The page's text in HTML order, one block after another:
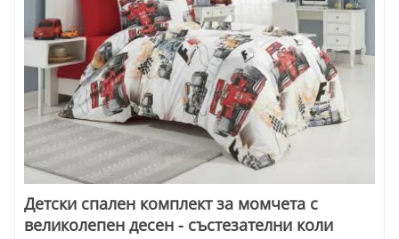
Детски спален комплект за момчета с
великолепен десен - състезателни коли